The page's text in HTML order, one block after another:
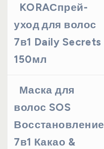
KORAСпрей-
уход для волос
7в1 Daily Secrets
150мл
Маска для
волос SOS
Восстановление
7в1 Какао &